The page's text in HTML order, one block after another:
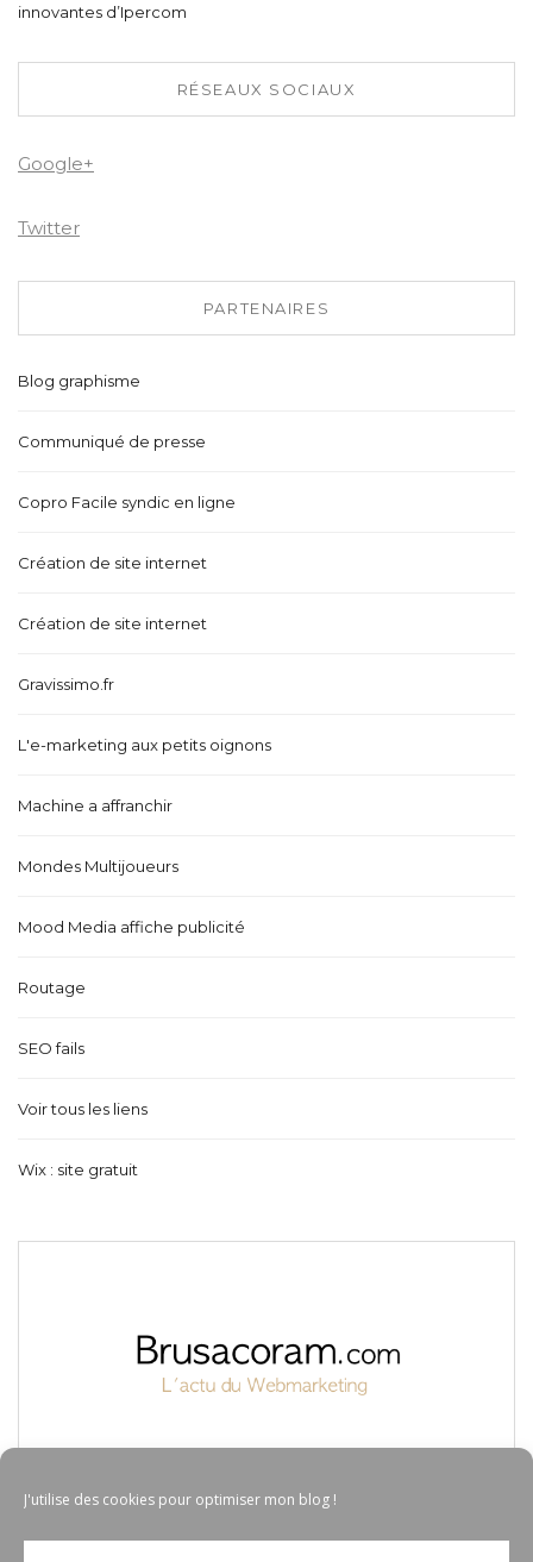
J'utilise des cookies pour optimiser mon blog !
innovantes d’Ipercom
RÉSEAUX SOCIAUX
Google+
Twitter
PARTENAIRES
Blog graphisme
Communiqué de presse
Copro Facile syndic en ligne
Création de site internet
Création de site internet
Gravissimo.fr
L'e-marketing aux petits oignons
Machine a affranchir
Mondes Multijoueurs
Mood Media affiche publicité
Routage
SEO fails
Voir tous les liens
Wix : site gratuit